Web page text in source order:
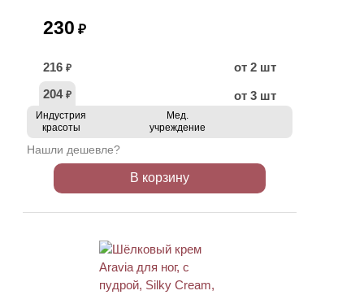
230 ₽
216 ₽
от 2 шт
204 ₽ от 3 шт
Индустрия
красоты
Мед.
учреждение
Нашли дешевле?
В корзину